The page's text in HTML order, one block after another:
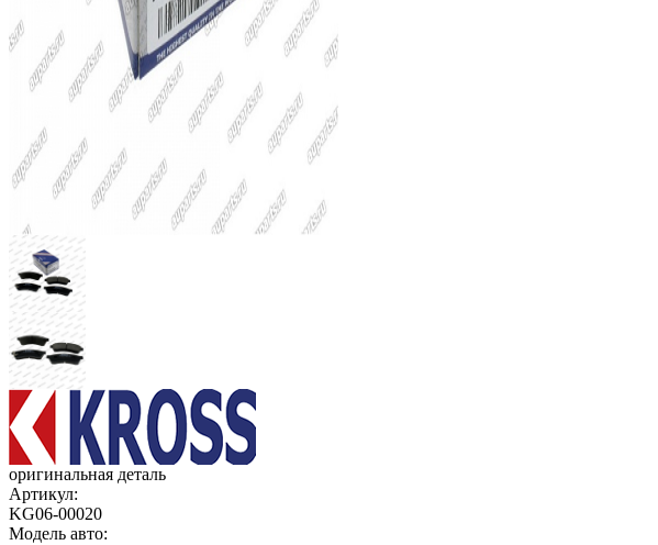
оригинальная деталь
Артикул:
KG06-00020
Модель авто: